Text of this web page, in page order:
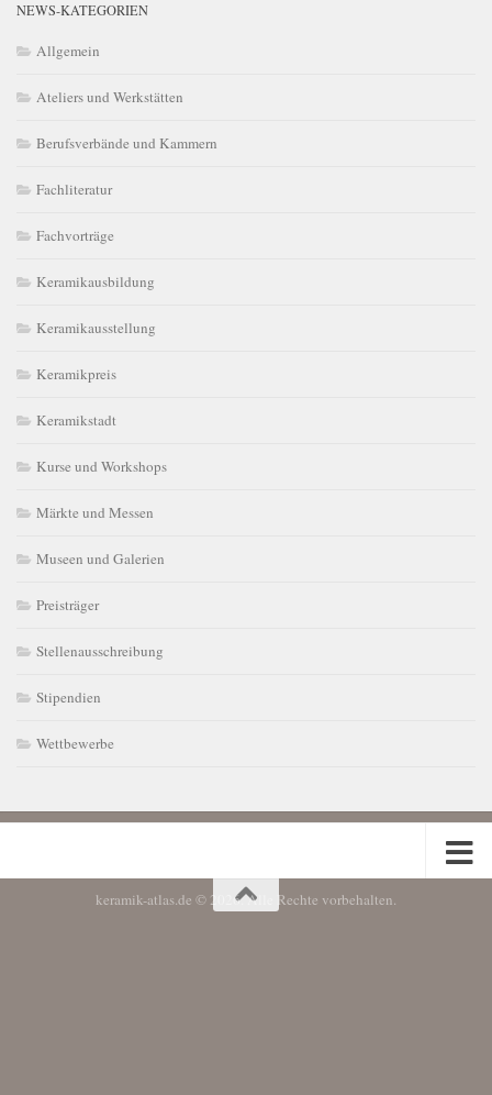
NEWS-KATEGORIEN
Allgemein
Ateliers und Werkstätten
Berufsverbände und Kammern
Fachliteratur
Fachvorträge
Keramikausbildung
Keramikausstellung
Keramikpreis
Keramikstadt
Kurse und Workshops
Märkte und Messen
Museen und Galerien
Preisträger
Stellenausschreibung
Stipendien
Wettbewerbe
keramik-atlas.de © 2026. Alle Rechte vorbehalten.